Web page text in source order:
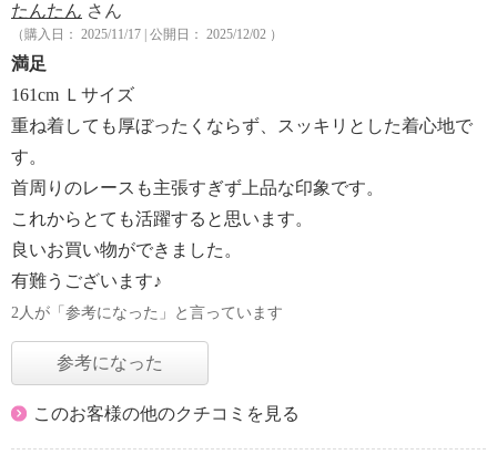
たんたん さん
（購入日： 2025/11/17 | 公開日： 2025/12/02 ）
満足
161cm Ｌサイズ
重ね着しても厚ぼったくならず、スッキリとした着心地で
す。
首周りのレースも主張すぎず上品な印象です。
これからとても活躍すると思います。
良いお買い物ができました。
有難うございます♪
2人が「参考になった」と言っています
参考になった
このお客様の他のクチコミを見る